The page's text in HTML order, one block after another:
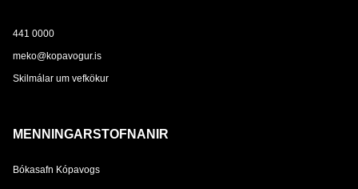
441 0000
meko@kopavogur.is
Skilmálar um vefkökur
MENNINGARSTOFNANIR
Bókasafn Kópavogs